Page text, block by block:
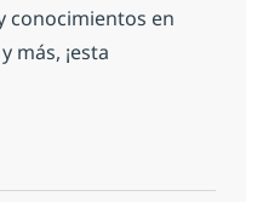
conocimientos en
más, ¡esta
a Full Stack